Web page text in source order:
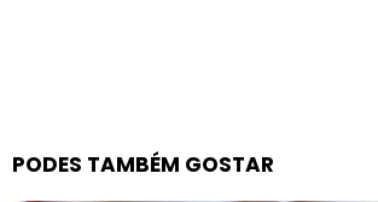
PODES TAMBÉM GOSTAR